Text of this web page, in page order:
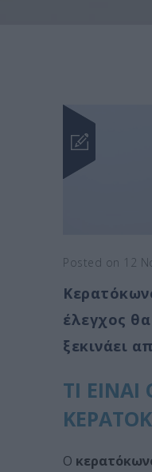
Posted on 12
έλεγχος
ξεκινάει
ΤΙ ΕΙΝΑΙ
Ο